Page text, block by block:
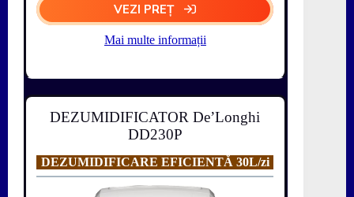
VEZI PREȚ
Mai multe informații
DEZUMIDIFICATOR De’Longhi
DD230P
DEZUMIDIFICARE EFICIENTĂ 30L/zi